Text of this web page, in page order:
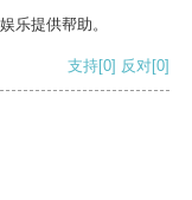
乐提供帮助。
支持[0] 反对[0]